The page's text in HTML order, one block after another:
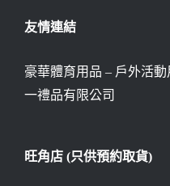
友情連結
豪華體育用品 – 戶外活動
一禮品有限公司
旺角店 (只供預約取貨)